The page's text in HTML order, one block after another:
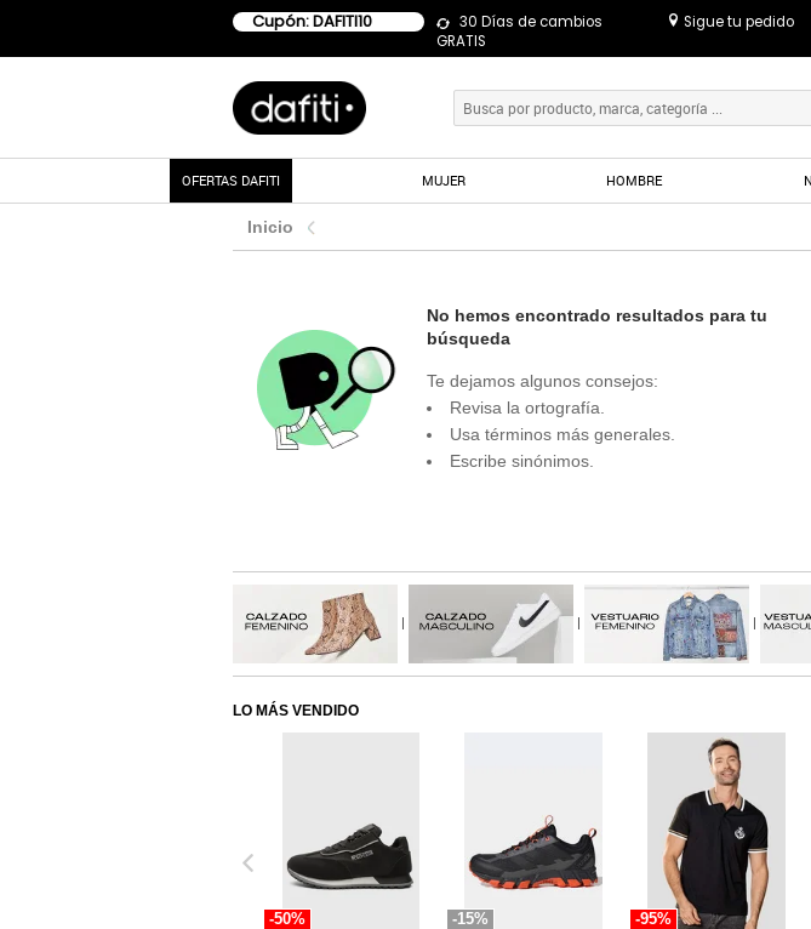
Cupón: DAFITI10
30 Días de cambios
GRATIS
Sigue tu pedido
OFERTAS DAFITI MUJER HOMBRE
Inicio
No hemos encontrado resultados para tu
búsqueda
Te dejamos algunos consejos:
Revisa la ortografía.
Usa términos más generales.
Escribe sinónimos.
LO MÁS VENDIDO
-50% -15% -95%